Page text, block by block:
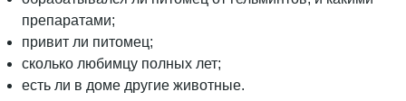
препаратами;
привит ли питомец;
сколько любимцу полных лет;
есть ли в доме другие животные.